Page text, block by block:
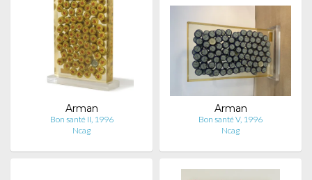
Arman
Bon santé II, 1996
Ncag
Arman
Bon santé V, 1996
Ncag